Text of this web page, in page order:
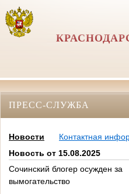
ПРЕСС-СЛУЖБА
Новости
Контактная
Новость от 15.08.2025
Сочинский блогер осужден за
вымогательство